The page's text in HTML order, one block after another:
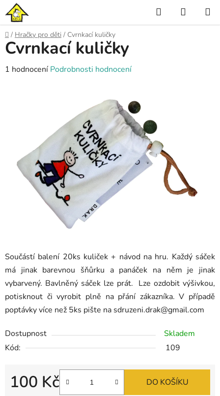
Přejít
na
obsah
Hledat
KOŠÍK
Domů
/ Hračky pro děti / Cvrnkací kuličky
Součástí balení 20ks kuliček + návod na hru. Každý sáček
má jinak barevnou šňůrku a panáček na něm je jinak
vybarvený. Bavlněný sáček lze prát. Lze ozdobit výšivkou,
potisknout či vyrobit plně na přání zákazníka. V případě
poptávky více než 5ks pište na sdruzeni.drak@gmail.com
Dostupnost
Skladem
Kód:
109
100 Kč DO KOŠÍKU
Cvrnkací kuličky
Průměrné
hvězdiček.
1 hodnocení Podrobnosti hodnocení